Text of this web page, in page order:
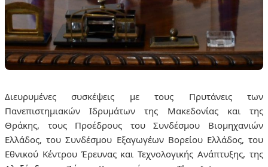
Διευρυμένες συσκέψεις με τους Πρυτάνεις των
Πανεπιστημιακών Ιδρυμάτων της Μακεδονίας και της
Θράκης, τους Προέδρους του Συνδέσμου Βιομηχανιών
Ελλάδος, του Συνδέσμου Εξαγωγέων Βορείου Ελλάδος, του
Εθνικού Κέντρου Έρευνας και Τεχνολογικής Ανάπτυξης, της